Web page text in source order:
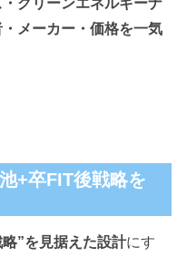
グリーンエネルギーナ
メーカー・価格を一気
+卒FIT後戦略を
”を見据えた設計にす